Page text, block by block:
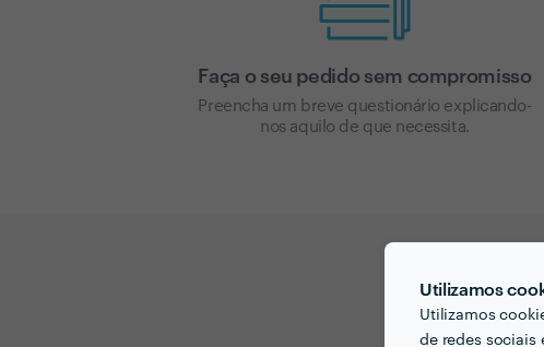
Utilizamos
Utilizamos
de redes sociais
Faça o seu pedido sem compromisso
Preencha um breve questionário explicando-
nos aquilo de que necessita.